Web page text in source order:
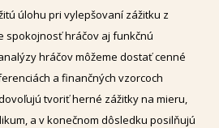
úlohu pri vylepšovaní zážitku z
spokojnosť hráčov aj funkčnú
hráčov môžeme dostať cenné
a finančných vzorcoch
tvoriť herné zážitky na mieru,
a v konečnom dôsledku posilňujú